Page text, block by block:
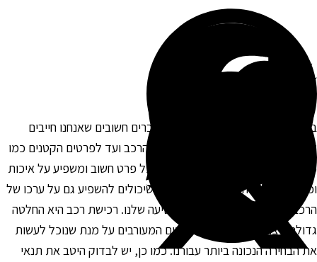
לרכוש רכב חדש, יש מספר דברים חשובים שאנחנו חייבים
בחשבון. החל במצב הכללי של הרכב ועד לפרטים הקטנים כמו
הקילומטראז' והמפרט הטכני, כל פרט חשוב ומשפיע על איכות
הרכישה. ישנם גורמים רבים שיכולים להשפיע גם על ערכו של
בעתיד וכמובן על חוויית הנסיעה שלנו. רכישת רכב היא החלטה
ורצוי להבין את כל הגורמים המעורבים על מנת שנוכל לעשות
הבחירה הנכונה ביותר עבורנו. כמו כן, יש לבדוק היטב את תנאי